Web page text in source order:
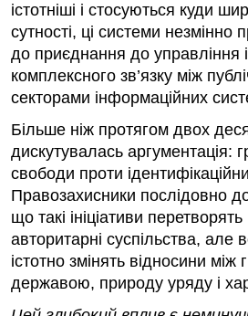
істотніші і стосуються куди
сутності, ці системи
до приєднання до управління
комплексного зв’язку між
секторами інформаційних
Більше ніж протягом двох
дискутувалась аргументація:
свободи проти
Правозахисники послідовно
що такі ініціативи
авторитарні суспільства, але
істотно змінять відносини між
державою, природу уряду і